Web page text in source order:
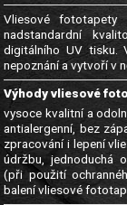
Vliesové
nadstandardní
digitálního UV tisku.
nepoznání a vytvoří v
Výhody vliesové
vysoce kvalitní a
antialergenní, bez
zpracování i lepení
údržbu, jednoduchá
(při použití
balení vliesové